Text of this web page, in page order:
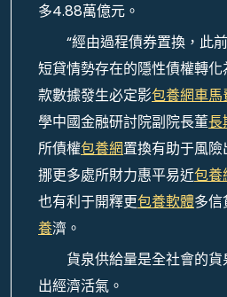
多4.88萬億元。
“經由過程債券置換，此
短貸情勢存在的隱性債權轉
款數據發生必定影包養網車馬
學中國金融研討院副院長董長
所債權包養網置換有助于風
挪更多處所財力惠平易近包
也有利于開釋更包養軟體多
養濟。
貨泉供給量是全社會的貨
出經濟活氣。